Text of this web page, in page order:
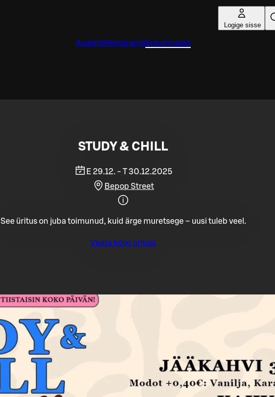
Logige sisse
AvalehtRestoranidSündmused
STUDY & CHILL
E 29.12. - T 30.12.2025
Bepop Street
See üritus on juba toimunud, kuid ärge muretsege – uusi tuleb veel.
Vaata kõiki üritusi